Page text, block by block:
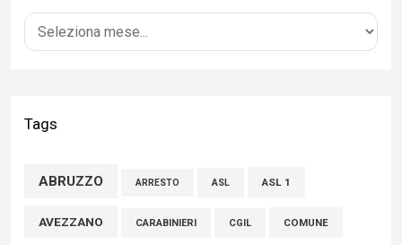
04 Agosto 2026
della comunità»
Marcinelle, Verrecchia (FdI): "Un minuto di raccoglimento in
Tags
ABRUZZO ARRESTO ASL ASL 1
AVEZZANO CARABINIERI CGIL COMUNE